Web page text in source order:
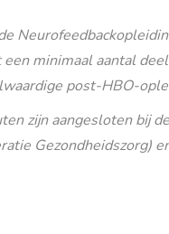
minimaal aantal
post-HBO-
zijn aangesloten bij
Gezondheidszorg)